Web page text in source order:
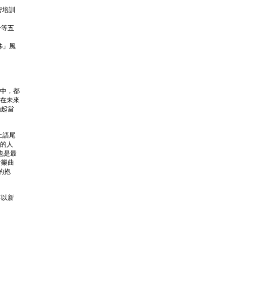
訓
五
」風
，都
未來
當
語尾
人
是最
曲
抱
新